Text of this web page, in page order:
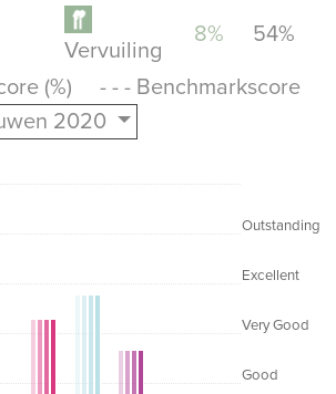
Vervuiling
8%
54%
(%) - - - Benchmarkscore
2020
Good
Very Good
Excellent
Outstanding